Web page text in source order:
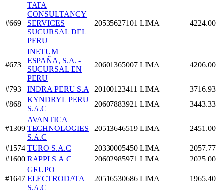
#669
TATA
CONSULTANCY
SERVICES
SUCURSAL DEL
PERU
20535627101 LIMA 4224.00
#673
INETUM
ESPAÑA, S.A. -
SUCURSAL EN
PERU
20601365007 LIMA 4206.00
#793 INDRA PERU S.A 20100123411 LIMA
3716.93
#868
KYNDRYL PERU
S.A.C
20607883921 LIMA 3443.33
#1309
AVANTICA
TECHNOLOGIES
S.A.C
20513646519 LIMA 2451.00
#1574 TURO S.A.C 20330005450 LIMA
2057.77
#1600 RAPPI S.A.C 20602985971 LIMA 2025.00
#1647
GRUPO
ELECTRODATA
S.A.C
20516530686 LIMA 1965.40